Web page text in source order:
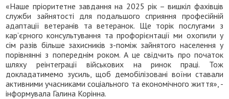
«Наше пріоритетне завдання на 2025 рік – вишкіл фахівців
служби зайнятості для подальшого сприяння професійній
адаптації ветеранів та ветеранок. Ще торік послугами з
кар’єрного консультування та профорієнтації ми охопили у
сім разів більше захисників з-поміж зайнятого населення у
порівнянні з попереднім роком. А це свідчить про початок
шляху реінтеграції військових на ринок праці. Тож
докладатимемо зусиль, щоб демобілізовані воїни ставали
активними учасниками соціального та економічного життя», -
інформувала Галина Корінна.